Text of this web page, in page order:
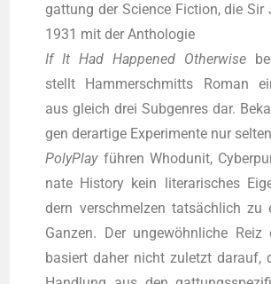
gat­tung der Sci­ence Fic­tion, die Sir
1931 mit der Antho­lo­gie
If It Had Hap­pen­ed Other­wi­se
stellt Ham­mer­schmitts Roman
aus gleich drei Sub­gen­res dar.
gen der­ar­ti­ge Expe­ri­men­te nur
Poly­Playfüh­ren Whod­u­nit,
na­te Histo­ry kein lite­ra­ri­sches
dern ver­schmel­zen tat­säch­lich zu
Gan­zen. Der unge­wöhn­li­che Reiz
basiert daher nicht zuletzt dar­auf,